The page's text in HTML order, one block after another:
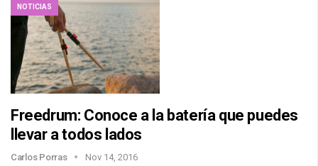
NOTICIAS
Freedrum: Conoce a la batería que puedes
llevar a todos lados
Carlos Porras Nov 14, 2016